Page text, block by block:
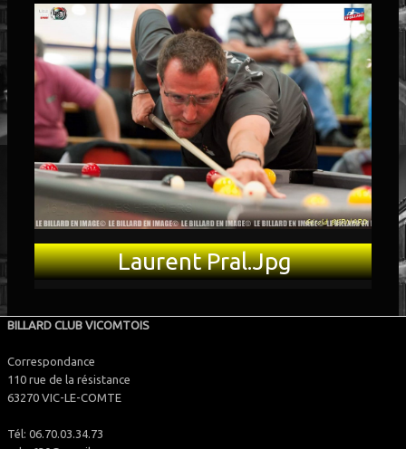
L'HISTOIRE DU BILLARD
PARTENAIRES▼
LOTO 2026
Laurent Pral.jpg
BILLARD CLUB VICOMTOIS
Correspondance
110 rue de la résistance
63270 VIC-LE-COMTE
Tél: 06.70.03.34.73